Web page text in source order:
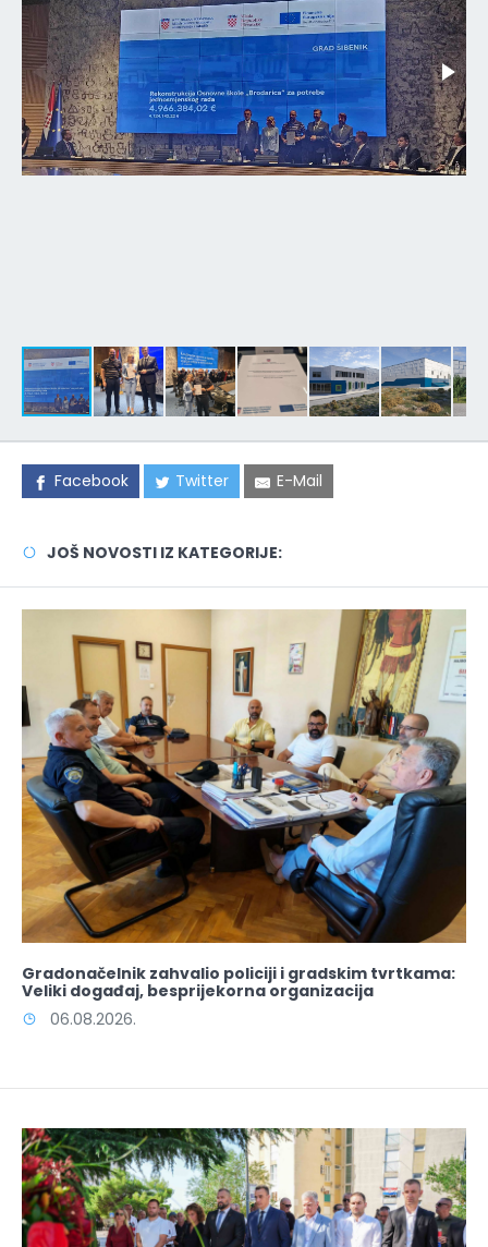
Facebook Twitter E-Mail
JOŠ NOVOSTI IZ KATEGORIJE:
Gradonačelnik zahvalio policiji i gradskim tvrtkama:
Veliki događaj, besprijekorna organizacija
06.08.2026.